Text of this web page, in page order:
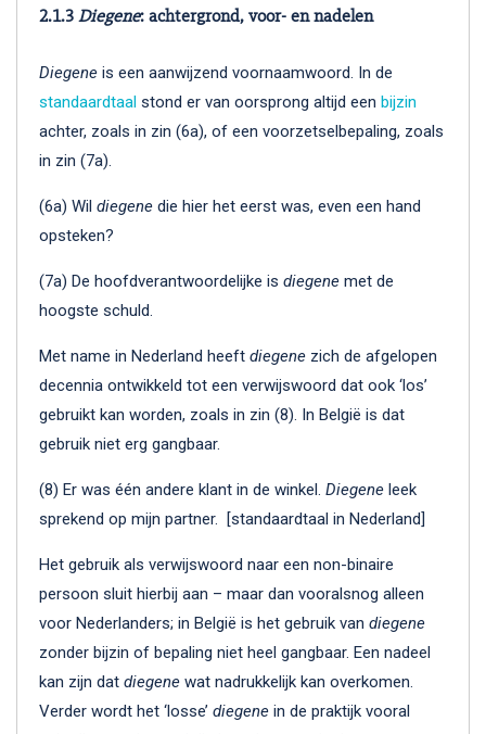
2.1.3 Diegene: achtergrond, voor- en nadelen
Diegene is een aanwijzend voornaamwoord. In de
standaardtaal stond er van oorsprong altijd een bijzin
achter, zoals in zin (6a), of een voorzetselbepaling, zoals
in zin (7a).
(6a) Wil diegene die hier het eerst was, even een hand
opsteken?
(7a) De hoofdverantwoordelijke is diegene met de
hoogste schuld.
Met name in Nederland heeft diegene zich de afgelopen
decennia ontwikkeld tot een verwijswoord dat ook ‘los’
gebruikt kan worden, zoals in zin (8). In België is dat
gebruik niet erg gangbaar.
(8) Er was één andere klant in de winkel. Diegene leek
sprekend op mijn partner. [standaardtaal in Nederland]
Het gebruik als verwijswoord naar een non-binaire
persoon sluit hierbij aan – maar dan vooralsnog alleen
voor Nederlanders; in België is het gebruik van diegene
zonder bijzin of bepaling niet heel gangbaar. Een nadeel
kan zijn dat diegene wat nadrukkelijk kan overkomen.
Verder wordt het ‘losse’ diegene in de praktijk vooral